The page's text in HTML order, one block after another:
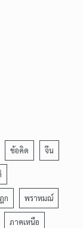
ข้อคิด จีน
ก พราหมณ์
ภาคเหนือ